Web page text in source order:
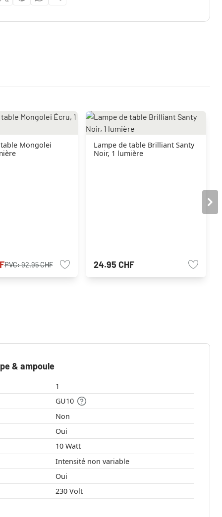
Mongolei
PVC:92.95 CHF
Lampe de table Brilliant Santy
Noir, 1 lumière
24.95 CHF
& ampoule
1
GU10
Non
Oui
10 Watt
Intensité non variable
Oui
230 Volt